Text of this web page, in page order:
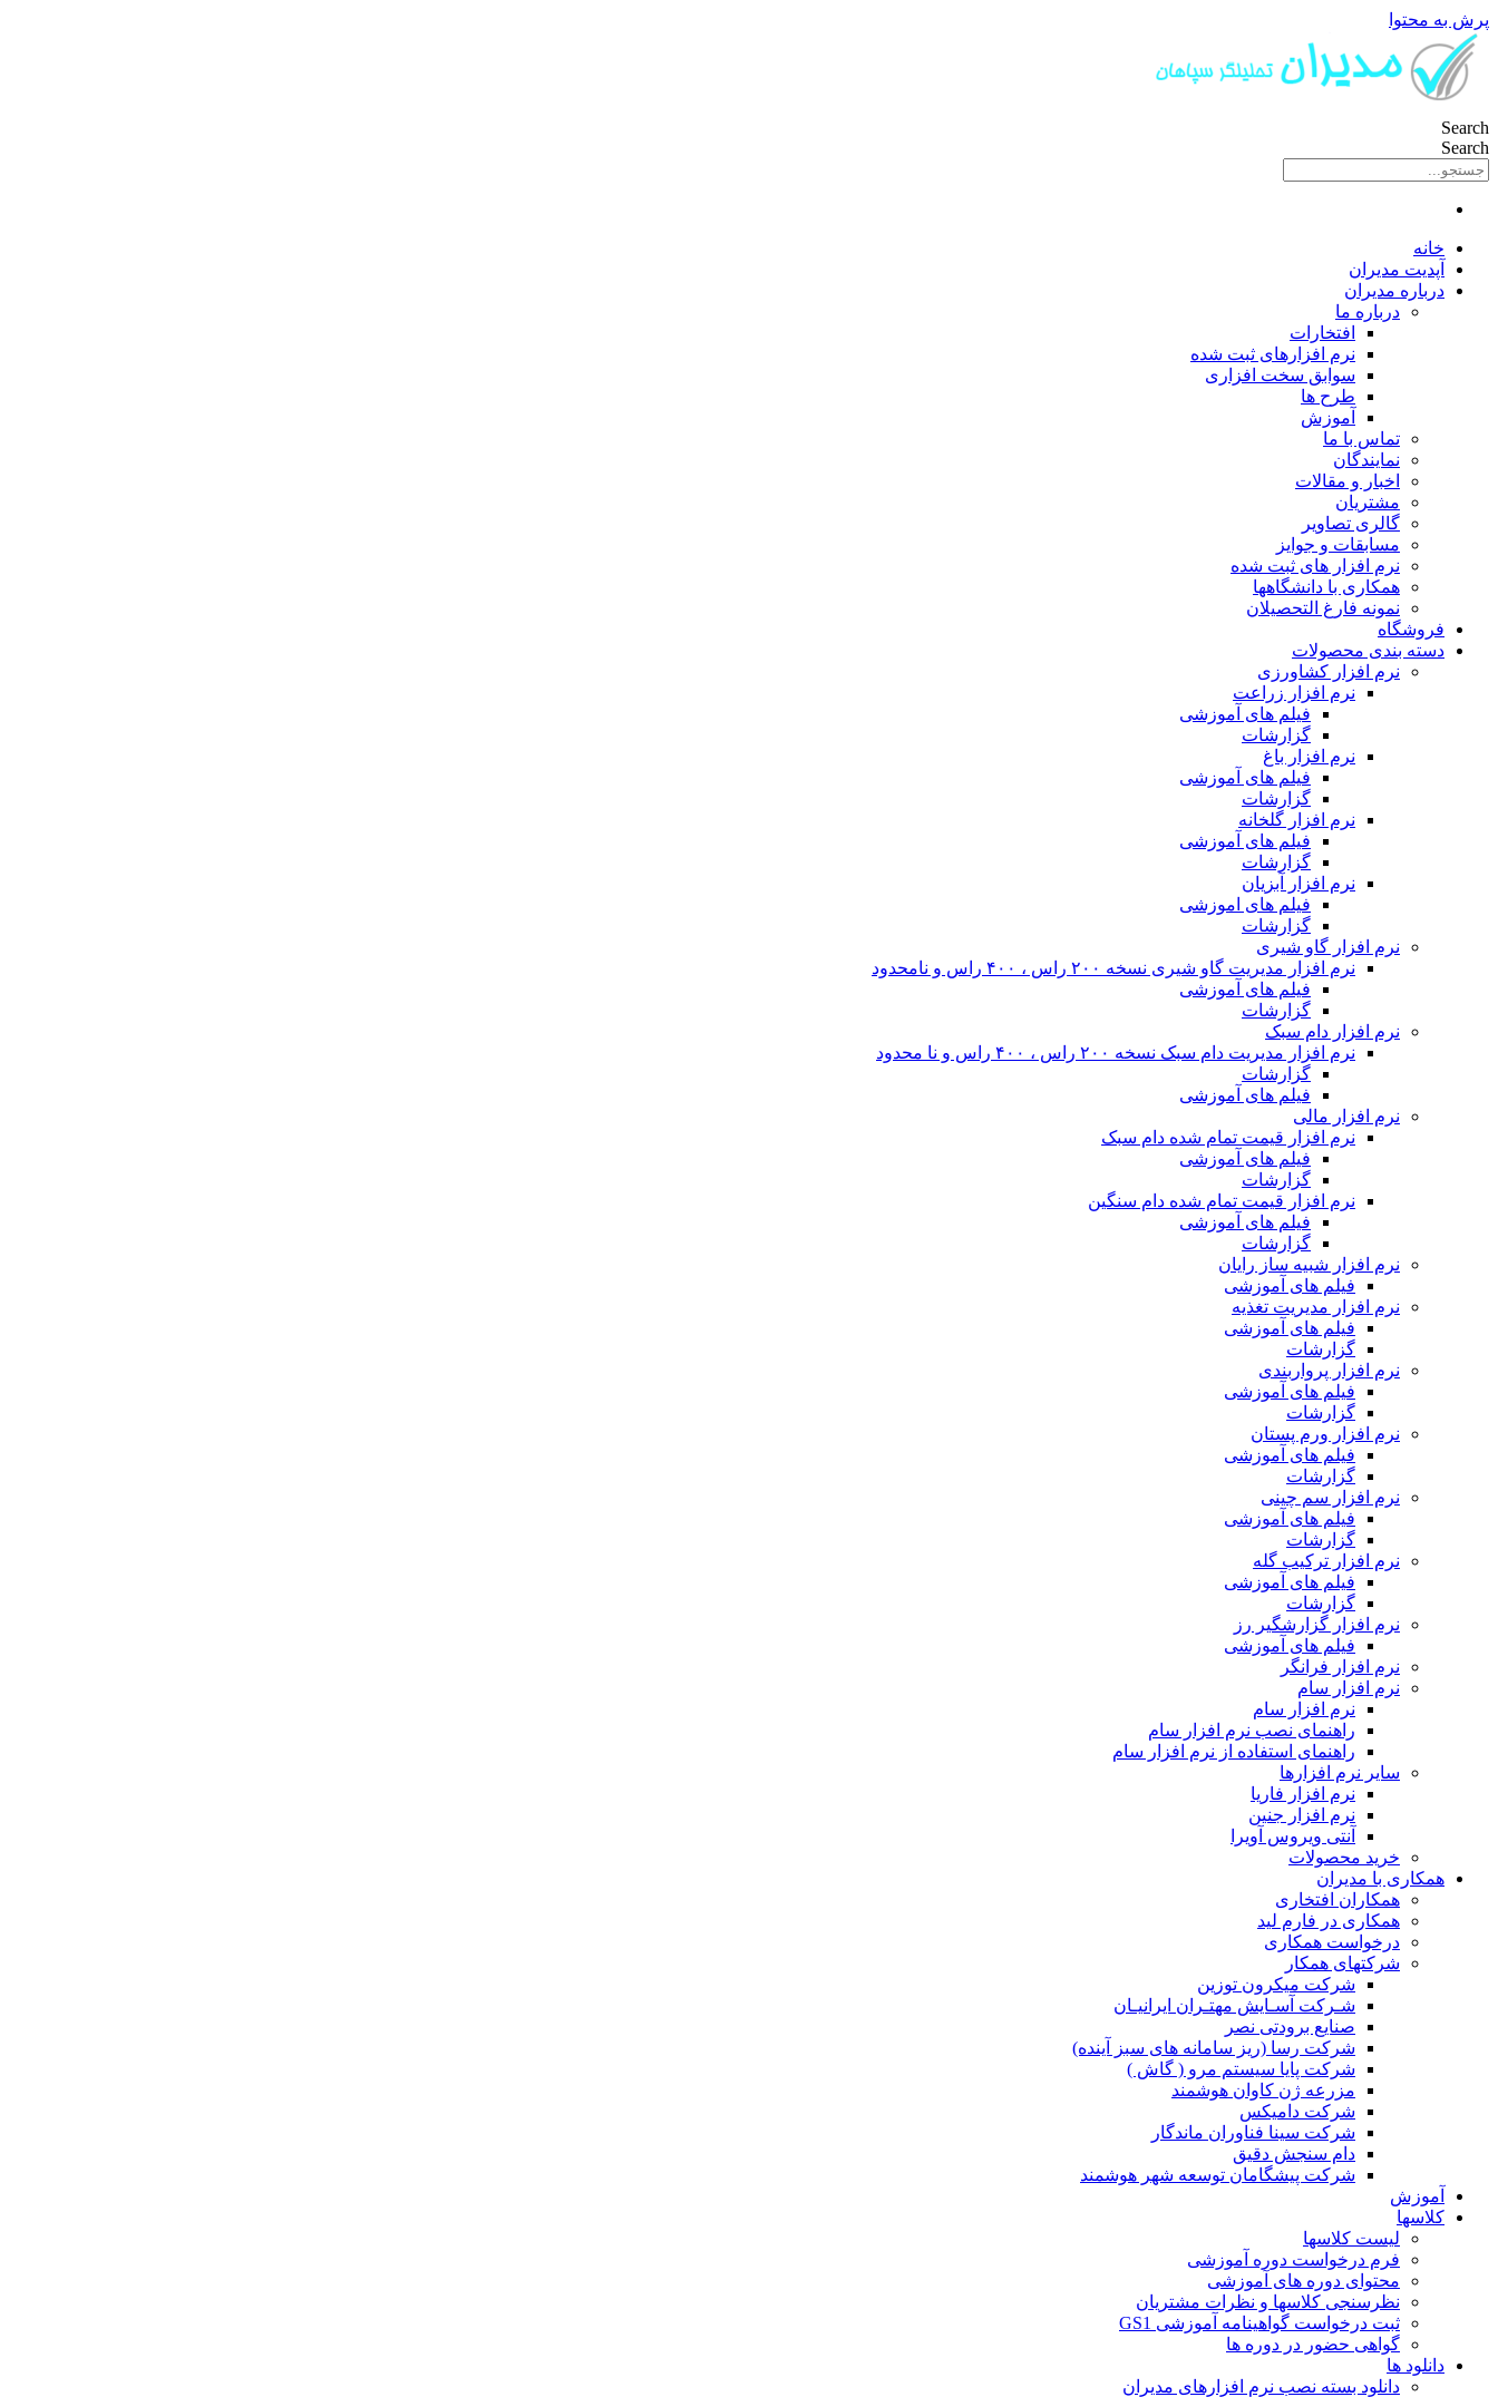
پرش به محتوا
Search
Search
خانه
آپدیت مدیران
درباره مدیران
درباره ما
افتخارات
نرم افزارهای ثبت شده
سوابق سخت افزاری
طرح ها
آموزش
تماس با ما
نمایندگان
اخبار و مقالات
مشتریان
گالری تصاویر
مسابقات و جوایز
نرم افزار های ثبت شده
همکاری با دانشگاهها
نمونه فارغ التحصیلان
فروشگاه
دسته بندی محصولات
نرم افزار کشاورزی
نرم افزار زراعت
فیلم های آموزشی
گزارشات
نرم افزار باغ
فیلم های آموزشی
گزارشات
نرم افزار گلخانه
فیلم های آموزشی
گزارشات
نرم افزار آبزیان
فیلم های اموزشی
گزارشات
نرم افزار گاو شیری
نرم افزار مدیریت گاو شیری نسخه ۲۰۰ راس ، ۴۰۰ راس و نامحدود
فیلم های آموزشی
گزارشات
نرم افزار دام سبک
نرم افزار مدیریت دام سبک نسخه ۲۰۰ راس ، ۴۰۰ راس و نا محدود
گزارشات
فیلم های آموزشی
نرم افزار مالی
نرم افزار قیمت تمام شده دام سبک
فیلم های آموزشی
گزارشات
نرم افزار قیمت تمام شده دام سنگین
فیلم های آموزشی
گزارشات
نرم افزار شبیه ساز رایان
فیلم های آموزشی
نرم افزار مدیریت تغذیه
فیلم های آموزشی
گزارشات
نرم افزار پرواربندی
فیلم های آموزشی
گزارشات
نرم افزار ورم پستان
فیلم های آموزشی
گزارشات
نرم افزار سم چینی
فیلم های آموزشی
گزارشات
نرم افزار ترکیب گله
فیلم های آموزشی
گزارشات
نرم افزار گزارشگیر رز
فیلم های آموزشی
نرم افزار فرانگر
نرم افزار سام
نرم افزار سام
راهنمای نصب نرم افزار سام
راهنمای استفاده از نرم افزار سام
سایر نرم افزارها
نرم افزار فاریا
نرم افزار جنین
آنتی ویروس آویرا
خرید محصولات
همکاری با مدیران
همکاران افتخاری
همکاری در فارم لید
درخواست همکاری
شرکتهای همکار
شرکت میکرون توزین
شـرکت آسـایش مهتـران ایرانیـان
صنایع برودتی نصر
شرکت رسا (ریز سامانه های سبز آینده)
شرکت پایا سیستم مرو ( گاش )
مزرعه ژن کاوان هوشمند
شرکت دامیکس
شرکت سینا فناوران ماندگار
دام سنجش دقیق
شرکت پیشگامان توسعه شهر هوشمند
آموزش
کلاسها
لیست کلاسها
فرم درخواست دوره آموزشی
محتوای دوره های آموزشی
نظرسنجی کلاسها و نظرات مشتریان
ثبت درخواست گواهینامه آموزشی GS1
گواهی حضور در دوره ها
دانلود ها
دانلود بسته نصب نرم افزارهای مدیران